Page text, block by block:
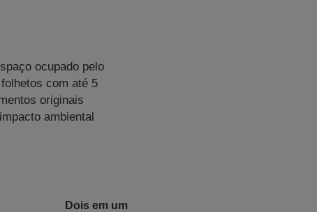
ocupado pelo
com até 5
originais
ambiental
Dois em um